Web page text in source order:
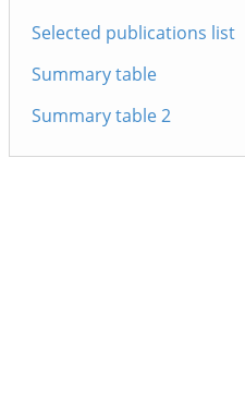
Selected publications list
Summary table
Summary table 2